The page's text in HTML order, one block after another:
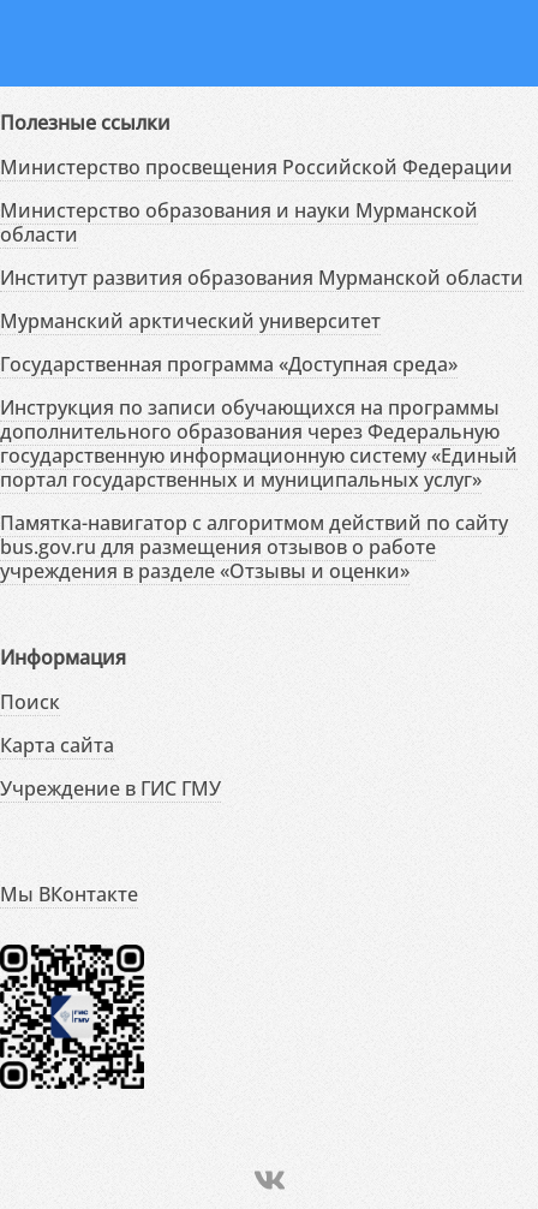
Полезные ссылки
Министерство просвещения Российской Федерации
Министерство образования и науки Мурманской
области
Институт развития образования Мурманской области
Мурманский арктический университет
Государственная программа «Доступная среда»
Инструкция по записи обучающихся на программы
дополнительного образования через Федеральную
государственную информационную систему «Единый
портал государственных и муниципальных услуг»
Памятка-навигатор с алгоритмом действий по сайту
bus.gov.ru для размещения отзывов о работе
учреждения в разделе «Отзывы и оценки»
Информация
Поиск
Карта сайта
Учреждение в ГИС ГМУ
Мы ВКонтакте